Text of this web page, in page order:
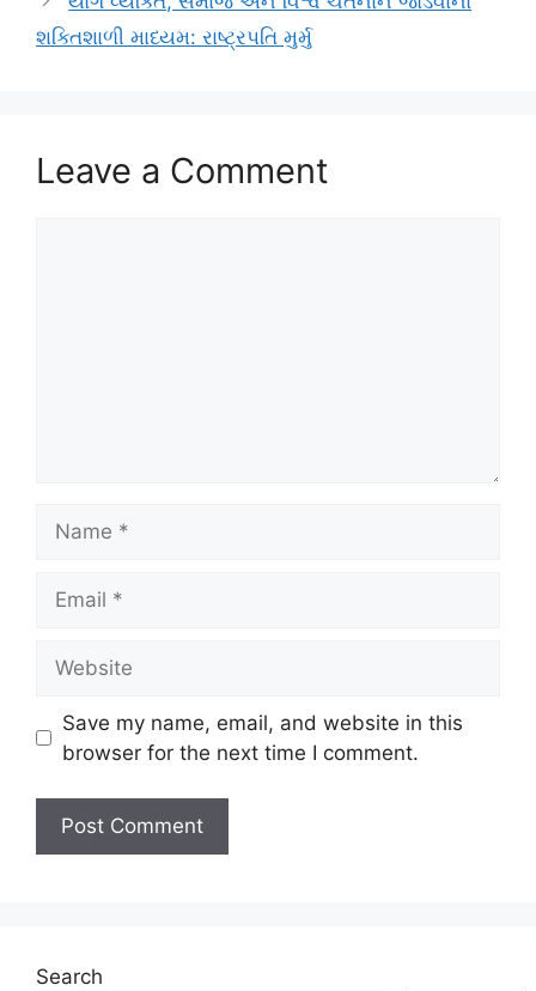
શક્તિશાળી માધ્યમ: રાષ્ટ્રપતિ મુર્મુ
Leave a Comment
Save my name, email, and website in this
browser for the next time I comment.
Search